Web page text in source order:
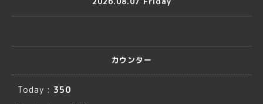
カウンター
Today : 350